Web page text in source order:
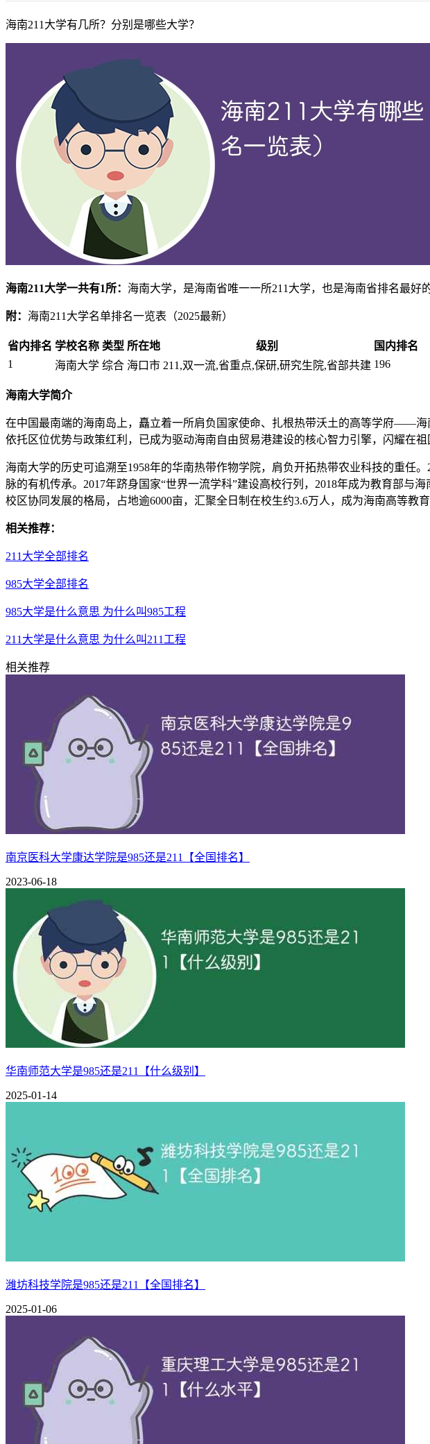
海南211大学有几所？分别是哪些大学？
海南211大学一共有1所： 海南大学，是海南省唯一一所211大学，也是海南省排名最好
附： 海南211大学名单排名一览表（2025最新）
省内排名 学校名称 类型 所在地 级别
国内排名
1
海南大学 综合 海口市 211,双一流,省重点,保研,研究生院,省部共建 196
海南大学简介
在中国最南端的海南岛上，矗立着一所肩负国家使命、扎根热带沃土的高等学府——海
依托区位优势与政策红利，已成为驱动海南自由贸易港建设的核心智力引擎，闪耀在祖
海南大学的历史可追溯至1958年的华南热带作物学院，肩负开拓热带农业科技的重任
脉的有机传承。2017年跻身国家“世界一流学科”建设高校行列，2018年成为教育部
校区协同发展的格局，占地逾6000亩，汇聚全日制在校生约3.6万人，成为海南高等教育
相关推荐：
211大学全部排名
985大学全部排名
985大学是什么意思 为什么叫985工程
211大学是什么意思 为什么叫211工程
相关推荐
南京医科大学康达学院是985还是211【全国排名】
2023-06-18
华南师范大学是985还是211【什么级别】
2025-01-14
潍坊科技学院是985还是211【全国排名】
2025-01-06